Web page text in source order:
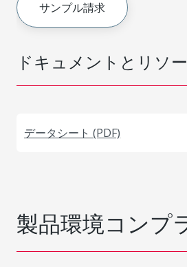
ドキュメントとリソ
データシート (PDF)
サンプル請求
製品環境コンプ